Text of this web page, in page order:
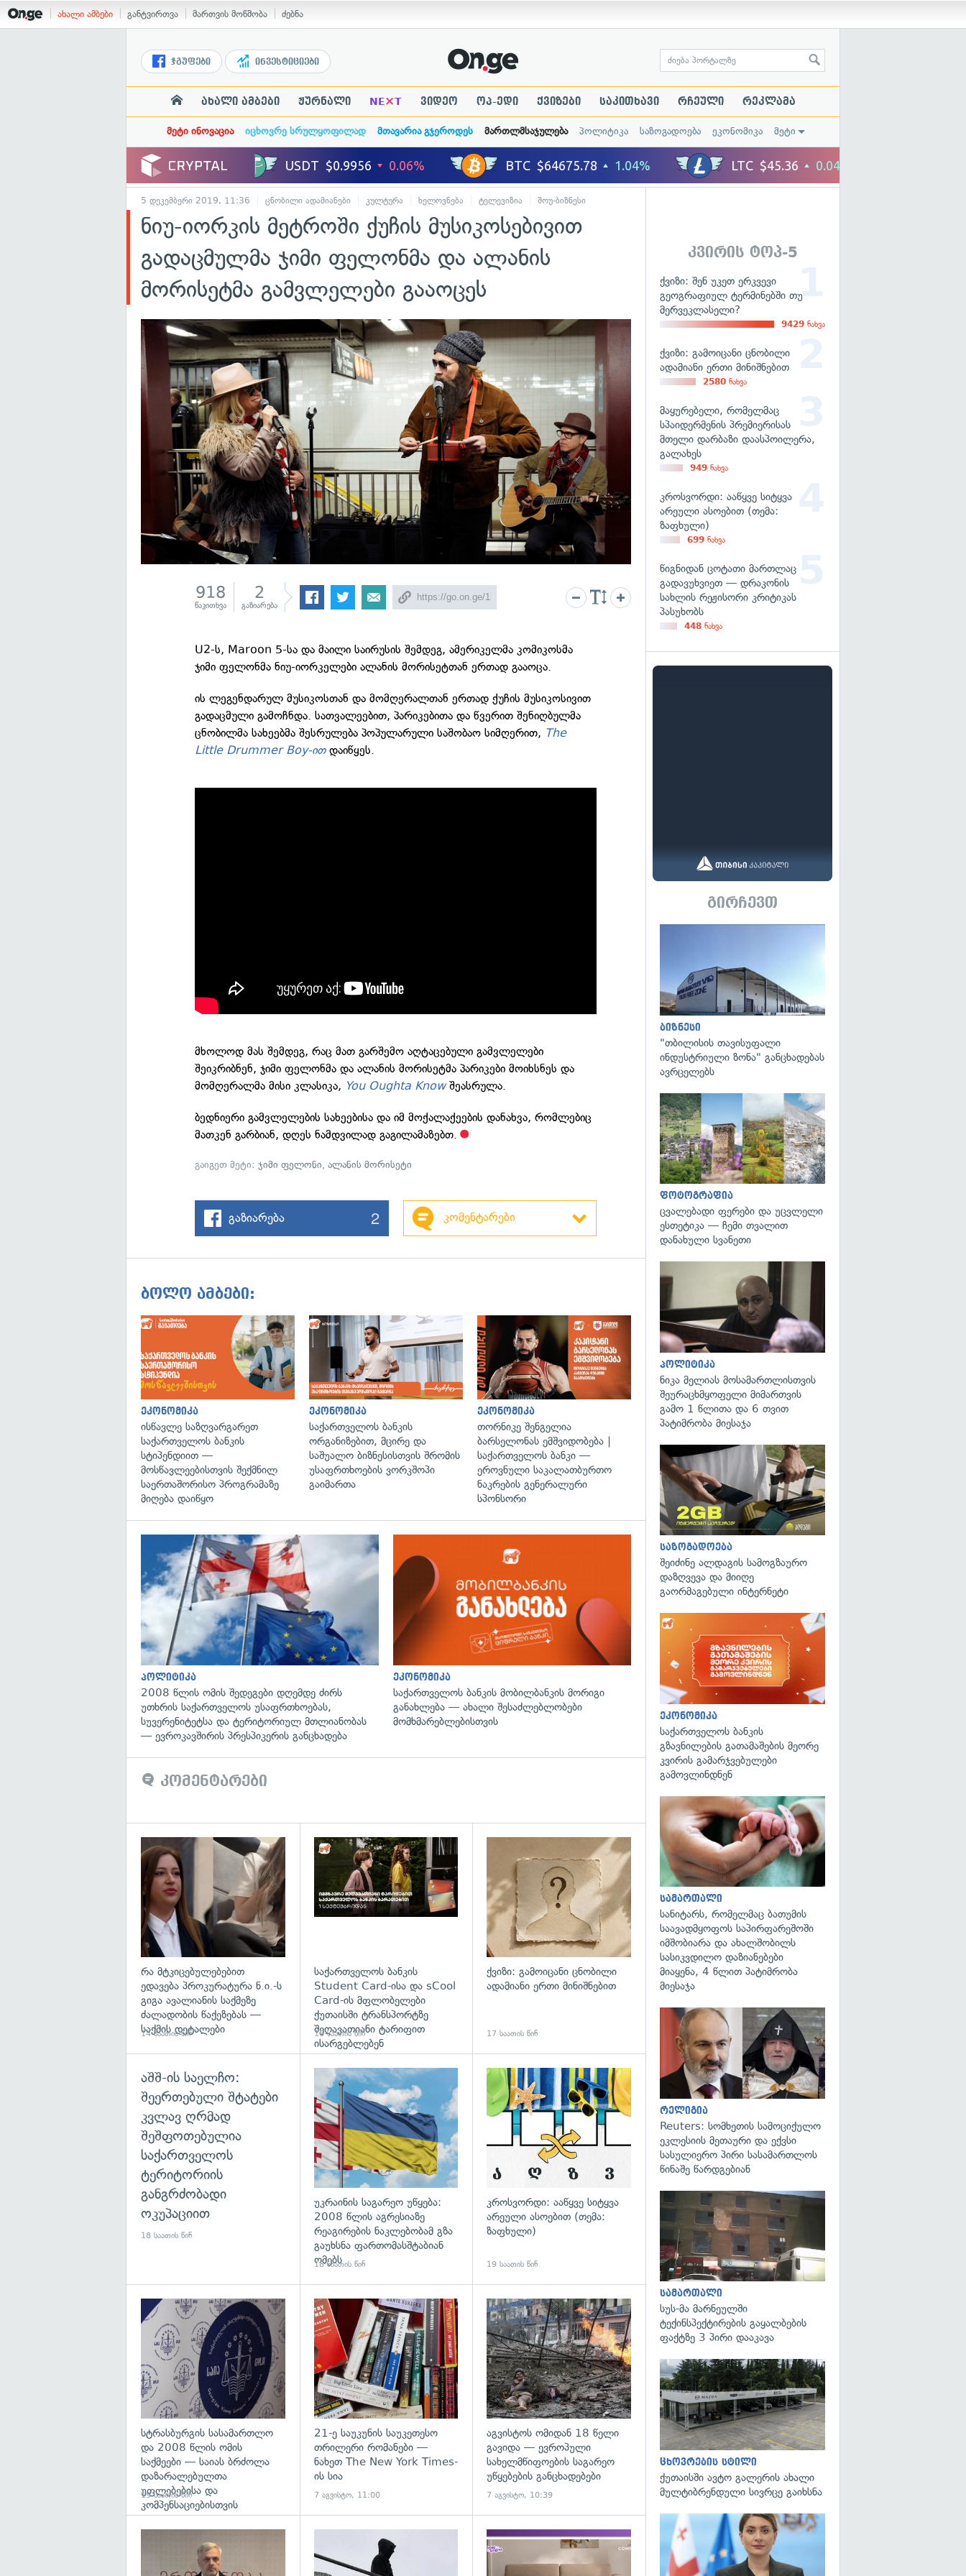
ახალი ამბები განტვირთვა მართვის მოწმობა ძებნა
ჯგუფები ინვესტიციები
ახალი ამბები ჟურნალი NE×T ვიდეო ოპ-ედი ქვიზები საკითხავი რჩეული რეკლამა
მეტი ინოვაცია იცხოვრე სრულყოფილად მთავარია გჯეროდეს მართლმსაჯულება პოლიტიკა საზოგადოება ეკონომიკა მეტი
5 დეკემბერი 2019, 11:36 ცნობილი ადამიანები კულტურა ხელოვნება ტელევიზია შოუ-ბიზნესი
ნიუ-იორკის მეტროში ქუჩის მუსიკოსებივით
გადაცმულმა ჯიმი ფელონმა და ალანის
მორისეტმა გამვლელები გააოცეს
918
წაკითხვა
2
გაზიარება
U2-ს, Maroon 5-სა და მაილი საირუსის შემდეგ, ამერიკელმა კომიკოსმა
ჯიმი ფელონმა ნიუ-იორკელები ალანის მორისეტთან ერთად გააოცა.
ის ლეგენდარულ მუსიკოსთან და მომღერალთან ერთად ქუჩის მუსიკოსივით
გადაცმული გამოჩნდა. სათვალეებით, პარიკებითა და წვერით შენიღბულმა
ცნობილმა სახეებმა შესრულება პოპულარული საშობაო სიმღერით, The
Little Drummer Boy-ითდაიწყეს.
მხოლოდ მას შემდეგ, რაც მათ გარშემო აღტაცებული გამვლელები
შეიკრიბნენ, ჯიმი ფელონმა და ალანის მორისეტმა პარიკები მოიხსნეს და
მომღერალმა მისი კლასიკა, You Oughta Knowშეასრულა.
ბედნიერი გამვლელების სახეებისა და იმ მოქალაქეების დანახვა, რომლებიც
მათკენ გარბიან, დღეს ნამდვილად გაგილამაზებთ.
გაიგეთ მეტი:ჯიმი ფელონი,ალანის მორისეტი
გაზიარება 2 კომენტარები
ბოლო ამბები:
ეკონომიკა
ისწავლე საზღვარგარეთ
საქართველოს ბანკის
სტიპენდიით —
მოსწავლეებისთვის შექმნილ
საერთაშორისო პროგრამაზე
მიღება დაიწყო
ეკონომიკა
საქართველოს ბანკის
ორგანიზებით, მცირე და
საშუალო ბიზნესისთვის შრომის
უსაფრთხოების ვორკშოპი
გაიმართა
ეკონომიკა
თორნიკე შენგელია
ბარსელონას ემშვიდობება |
საქართველოს ბანკი —
ეროვნული საკალათბურთო
ნაკრების გენერალური
სპონსორი
პოლიტიკა
2008 წლის ომის შედეგები დღემდე ძირს
უთხრის საქართველოს უსაფრთხოებას,
სუვერენიტეტსა და ტერიტორიულ მთლიანობას
— ევროკავშირის პრესპიკერის განცხადება
ეკონომიკა
საქართველოს ბანკის მობილბანკის მორიგი
განახლება — ახალი შესაძლებლობები
მომხმარებლებისთვის
კომენტარები
გადახედვა
რა მტკიცებულებებით
ედავება პროკურატურა ნ.ი.-ს
გიგა ავალიანის საქმეზე
ძალადობის წაქეზებას —
საქმის დეტალები
14 საათის წინ
საქართველოს ბანკის
Student Card-ისა და sCool
Card-ის მფლობელები
ქუთაისში ტრანსპორტზე
შეღავათიანი ტარიფით
ისარგებლებენ
16 საათის წინ
ქვიზი: გამოიცანი ცნობილი
ადამიანი ერთი მინიშნებით
17 საათის წინ
აშშ-ის საელჩო:
შეერთებული შტატები
კვლავ ღრმად
შეშფოთებულია
საქართველოს
ტერიტორიის
განგრძობადი
ოკუპაციით
18 საათის წინ
გადახედვა
უკრაინის საგარეო უწყება:
2008 წლის აგრესიაზე
რეაგირების ნაკლებობამ გზა
გაუხსნა ფართომასშტაბიან
ომებს
18 საათის წინ
გადახედვა
კროსვორდი: ააწყვე სიტყვა
არეული ასოებით (თემა:
ზაფხული)
19 საათის წინ
გადახედვა
სტრასბურგის სასამართლო
და 2008 წლის ომის
საქმეები — საიას ბრძოლა
დაზარალებულთა
უფლებებისა და
კომპენსაციებისთვის
19 საათის წინ
გადახედვა
21-ე საუკუნის საუკეთესო
თრილერი რომანები —
ნახეთ The New York Times-
ის სია
7 აგვისტო, 11:00
გადახედვა
აგვისტოს ომიდან 18 წელი
გავიდა — ევროპული
სახელმწიფოების საგარეო
უწყებების განცხადებები
7 აგვისტო, 10:39
გადახედვა
კვირის ტოპ-5
ქვიზი: შენ უკეთ ერკვევი
გეოგრაფიულ ტერმინებში თუ
მერვეკლასელი?
9429 ნახვა
ქვიზი: გამოიცანი ცნობილი
ადამიანი ერთი მინიშნებით
2580 ნახვა
მაყურებელი, რომელმაც
სპაიდერმენის პრემიერისას
მთელი დარბაზი დაასპოილერა,
გალახეს
949 ნახვა
კროსვორდი: ააწყვე სიტყვა
არეული ასოებით (თემა:
ზაფხული)
699 ნახვა
წიგნიდან ცოტათი მართლაც
გადავუხვიეთ — დრაკონის
სახლის რეჟისორი კრიტიკას
პასუხობს
448 ნახვა
გირჩევთ
ბიზნესი
"თბილისის თავისუფალი
ინდუსტრიული ზონა" განცხადებას
ავრცელებს
ფოტოგრაფია
ცვალებადი ფერები და უცვლელი
ესთეტიკა — ჩემი თვალით
დანახული სვანეთი
პოლიტიკა
ნიკა მელიას მოსამართლისთვის
შეურაცხმყოფელი მიმართვის
გამო 1 წლითა და 6 თვით
პატიმრობა მიესაჯა
საზოგადოება
შეიძინე ალდაგის სამოგზაურო
დაზღვევა და მიიღე
გაორმაგებული ინტერნეტი
ეკონომიკა
საქართველოს ბანკის
გზავნილების გათამაშების მეორე
კვირის გამარჯვებულები
გამოვლინდნენ
სამართალი
სანიტარს, რომელმაც ბათუმის
საავადმყოფოს საპირფარეშოში
იმშობიარა და ახალშობილს
სასიკვდილო დაზიანებები
მიაყენა, 4 წლით პატიმრობა
მიესაჯა
რელიგია
Reuters: სომხეთის სამოციქულო
ეკლესიის მეთაური და ექვსი
სასულიერო პირი სასამართლოს
წინაშე წარდგებიან
სამართალი
სუს-მა მარნეულში
ტექინსპექტირების გაყალბების
ფაქტზე 3 პირი დააკავა
ცხოვრების სტილი
ქუთაისში ავტო გალერის ახალი
მულტიბრენდული სივრცე გაიხსნა